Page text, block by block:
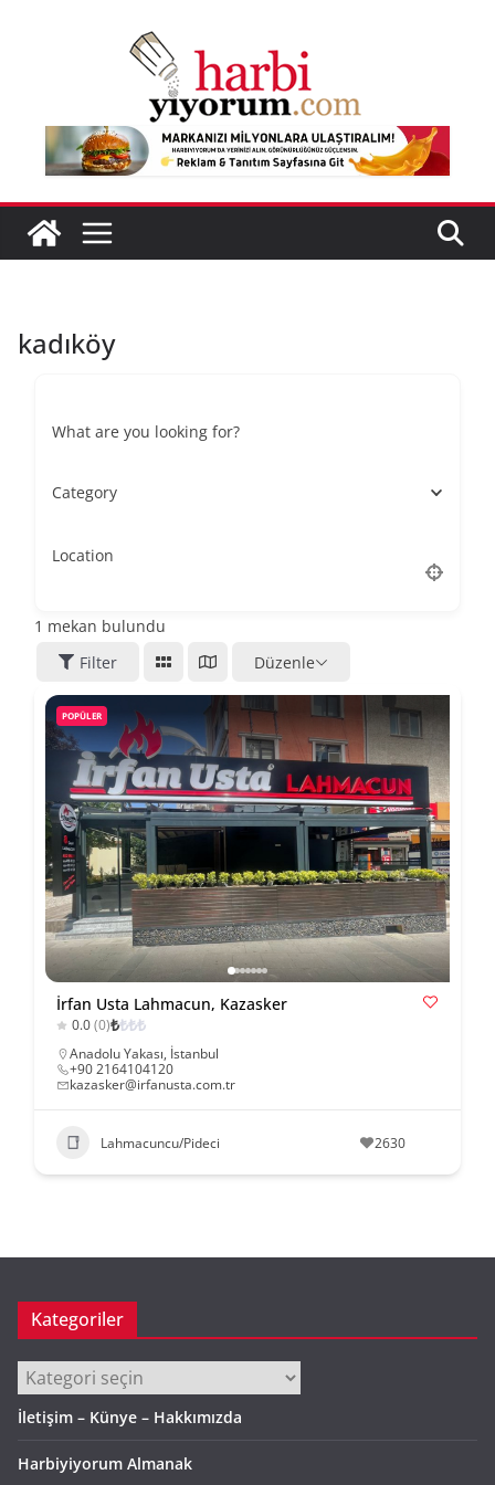
kadıköy
What are you looking for?
Category
Location
1 mekan bulundu
Filter
Düzenle
POPÜLER
İrfan Usta Lahmacun, Kazasker
0.0(0)₺₺₺₺
Anadolu Yakası, İstanbul
+90 2164104120
kazasker@irfanusta.com.tr
Lahmacuncu/Pideci 2630
Kategoriler
Kategoriler
İletişim – Künye – Hakkımızda
Harbiyiyorum Almanak